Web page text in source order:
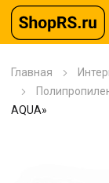
Главная
AQUA»